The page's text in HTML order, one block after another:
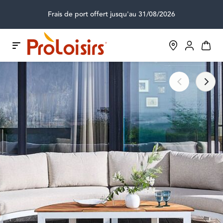
Frais de port offert jusqu'au 31/08/2026